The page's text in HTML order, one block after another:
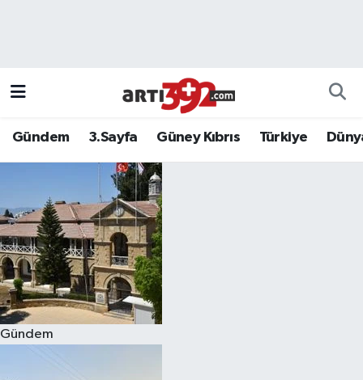
Gündem 3.Sayfa Güney Kıbrıs Türkiye
Gündem